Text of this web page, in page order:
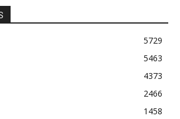
5729
5463
4373
2466
1458